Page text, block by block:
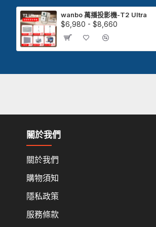
wanbo 萬播投影機-T2 Ultra
$6,980 - $8,660
關於我們
關於我們
購物須知
隱私政策
服務條款